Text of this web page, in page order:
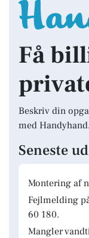
Få
Beskriv din
med Handyhand.
Seneste
Montering af
Fejlmelding
60 180.
Mangler